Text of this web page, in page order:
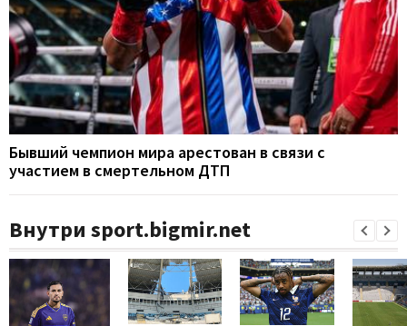
Бывший чемпион мира арестован в связи с
участием в смертельном ДТП
Внутри sport.bigmir.net